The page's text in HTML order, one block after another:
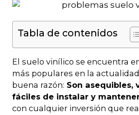
Tabla de contenidos
El suelo vinílico se encuentra
más populares en la
buena razón: Son asequibles,
fáciles de instalar y
con cualquier inversión que